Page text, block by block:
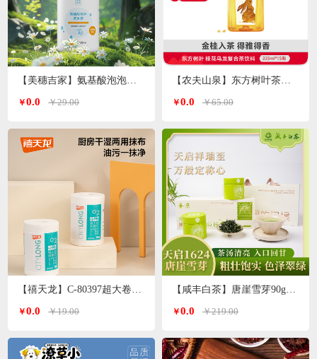
￥0.0 ￥29.00
￥0.0 ￥19.00
￥0.0 ￥65.00
￥0.0 ￥219.00